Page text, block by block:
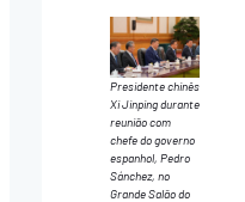
Presidente chinês
Xi Jinping durante
reunião com
chefe do governo
espanhol, Pedro
Sánchez, no
Grande Salão do